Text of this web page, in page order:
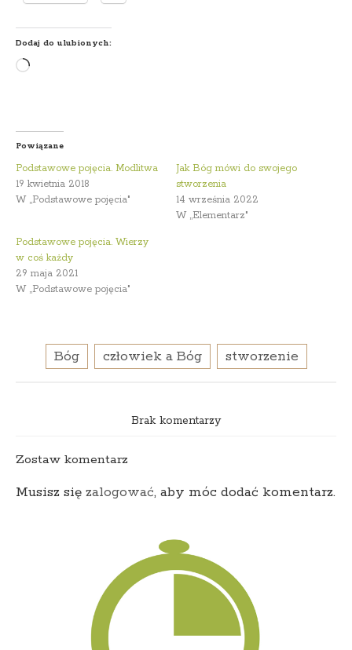
Dodaj do ulubionych:
Wczytywanie…
Powiązane
Podstawowe pojęcia. Modlitwa
19 kwietnia 2018
W „Podstawowe pojęcia"
Jak Bóg mówi do swojego
stworzenia
14 września 2022
W „Elementarz"
Podstawowe pojęcia. Wierzy
w coś każdy
29 maja 2021
W „Podstawowe pojęcia"
Bóg człowiek a Bóg stworzenie
Brak komentarzy
Zostaw komentarz
Musisz się zalogować, aby móc dodać komentarz.